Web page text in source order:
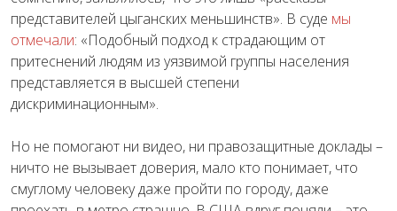
представителей цыганских меньшинств». В суде мы
отмечали: «Подобный подход к страдающим от
притеснений людям из уязвимой группы населения
представляется в высшей степени
дискриминационным».
Но не помогают ни видео, ни правозащитные доклады –
ничто не вызывает доверия, мало кто понимает, что
смуглому человеку даже пройти по городу, даже